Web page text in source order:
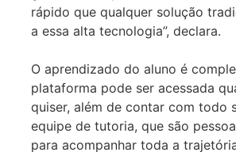
rápido que qualquer solução
a essa alta tecnologia”, declara.
O aprendizado do aluno é
plataforma pode ser acessada
quiser, além de contar com todo
equipe de tutoria, que são
para acompanhar toda a